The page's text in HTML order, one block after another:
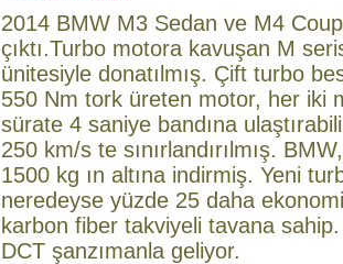
2014 BMW M3 Sedan ve M4
çıktı.Turbo motora kavuşan M
ünitesiyle donatılmış. Çift turbo
550 Nm tork üreten motor, her iki
sürate 4 saniye bandına
250 km/s te sınırlandırılmış.
1500 kg ın altına indirmiş. Yeni
neredeyse yüzde 25 daha
karbon fiber takviyeli tavana
DCT şanzımanla geliyor.